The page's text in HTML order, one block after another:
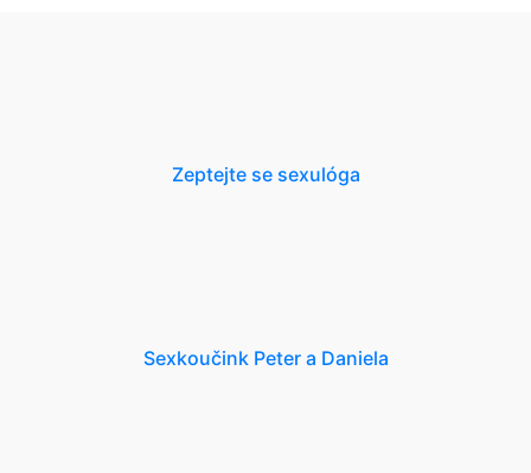
Zeptejte se sexulóga
Sexkoučink Peter a Daniela